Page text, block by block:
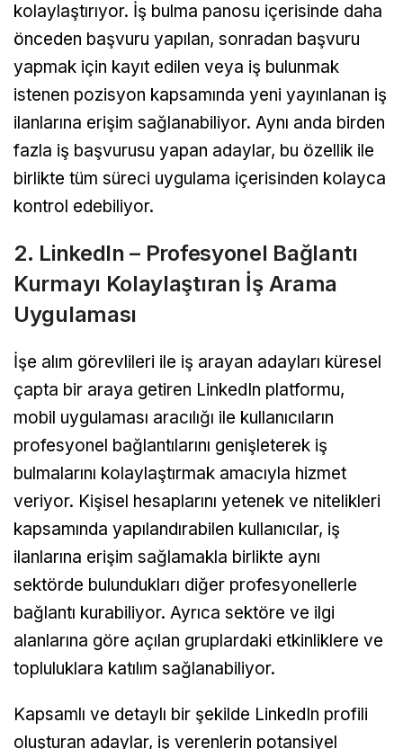
kolaylaştırıyor. İş bulma panosu içerisinde daha
önceden başvuru yapılan, sonradan başvuru
yapmak için kayıt edilen veya iş bulunmak
istenen pozisyon kapsamında yeni yayınlanan iş
ilanlarına erişim sağlanabiliyor. Aynı anda birden
fazla iş başvurusu yapan adaylar, bu özellik ile
birlikte tüm süreci uygulama içerisinden kolayca
kontrol edebiliyor.
2. LinkedIn – Profesyonel Bağlantı
Kurmayı Kolaylaştıran İş Arama
Uygulaması
İşe alım görevlileri ile iş arayan adayları küresel
çapta bir araya getiren LinkedIn platformu,
mobil uygulaması aracılığı ile kullanıcıların
profesyonel bağlantılarını genişleterek iş
bulmalarını kolaylaştırmak amacıyla hizmet
veriyor. Kişisel hesaplarını yetenek ve nitelikleri
kapsamında yapılandırabilen kullanıcılar, iş
ilanlarına erişim sağlamakla birlikte aynı
sektörde bulundukları diğer profesyonellerle
bağlantı kurabiliyor. Ayrıca sektöre ve ilgi
alanlarına göre açılan gruplardaki etkinliklere ve
topluluklara katılım sağlanabiliyor.
Kapsamlı ve detaylı bir şekilde LinkedIn profili
oluşturan adaylar, iş verenlerin potansiyel